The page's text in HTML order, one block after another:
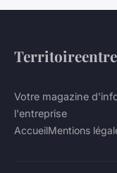
Votre magazine
l'entreprise
AccueilMentions